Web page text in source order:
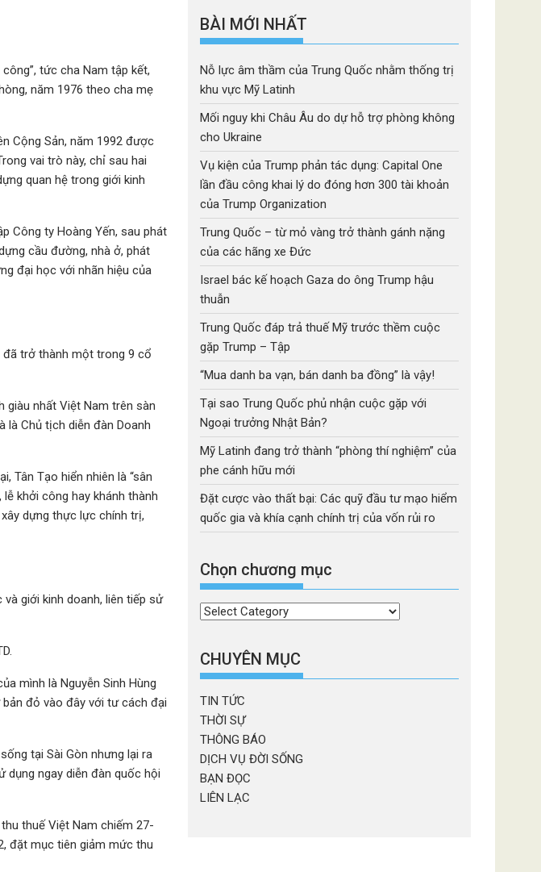
tức cha Nam tập kết,
năm 1976 theo cha mẹ
Cộng Sản, năm 1992 được
vai trò này, chỉ sau hai
quan hệ trong giới kinh
Công ty Hoàng Yến, sau phát
cầu đường, nhà ở, phát
đại học với nhãn hiệu của
đã trở thành một trong 9 cổ
giàu nhất Việt Nam trên sàn
là Chủ tịch diễn đàn Doanh
Tân Tạo hiển nhiên là “sân
khởi công hay khánh thành
dựng thực lực chính trị,
giới kinh doanh, liên tiếp sử
mình là Nguyễn Sinh Hùng
đỏ vào đây với tư cách đại
tại Sài Gòn nhưng lại ra
dụng ngay diễn đàn quốc hội
thuế Việt Nam chiếm 27-
đặt mục tiên giảm mức thu
BÀI MỚI NHẤT
Nỗ lực âm thầm của Trung Quốc nhằm thống trị
khu vực Mỹ Latinh
Mối nguy khi Châu Âu do dự hỗ trợ phòng không
cho Ukraine
Vụ kiện của Trump phản tác dụng: Capital One
lần đầu công khai lý do đóng hơn 300 tài khoản
của Trump Organization
Trung Quốc – từ mỏ vàng trở thành gánh nặng
của các hãng xe Đức
Israel bác kế hoạch Gaza do ông Trump hậu
thuẫn
Trung Quốc đáp trả thuế Mỹ trước thềm cuộc
gặp Trump – Tập
“Mua danh ba vạn, bán danh ba đồng” là vậy!
Tại sao Trung Quốc phủ nhận cuộc gặp với
Ngoại trưởng Nhật Bản?
Mỹ Latinh đang trở thành “phòng thí nghiệm” của
phe cánh hữu mới
Đặt cược vào thất bại: Các quỹ đầu tư mạo hiểm
quốc gia và khía cạnh chính trị của vốn rủi ro
Chọn chương mục
Chọn
mục
CHUYÊN MỤC
TIN TỨC
THỜI SỰ
THÔNG BÁO
DỊCH VỤ ĐỜI SỐNG
BẠN ĐỌC
LIÊN LẠC